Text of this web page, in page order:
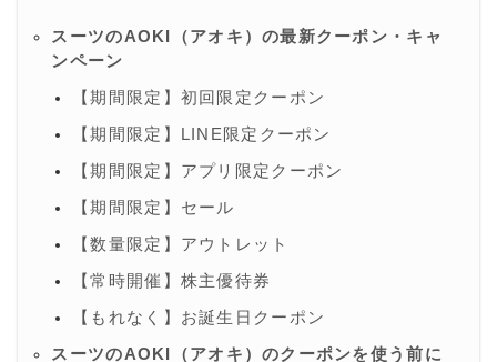
スーツのAOKI（アオキ）の最新クーポン・キャ
ンペーン
【期間限定】初回限定クーポン
【期間限定】LINE限定クーポン
【期間限定】アプリ限定クーポン
【期間限定】セール
【数量限定】アウトレット
【常時開催】株主優待券
【もれなく】お誕生日クーポン
スーツのAOKI（アオキ）のクーポンを使う前に